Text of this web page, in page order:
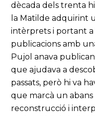
dècada dels trenta
la Matilde adquirint
intèrprets i portant a
publicacions amb
Pujol anava
que ajudava a
passats, però hi va
que marcà un
reconstrucció i